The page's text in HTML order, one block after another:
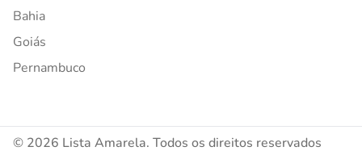
Bahia
Goiás
Pernambuco
© 2026 Lista Amarela. Todos os direitos reservados